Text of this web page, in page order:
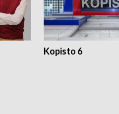
Kopisto 6